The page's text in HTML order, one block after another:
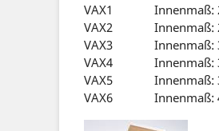
VAX1
Innenmaß:
VAX2
Innenmaß:
VAX3
Innenmaß:
VAX4
Innenmaß:
VAX5
Innenmaß:
VAX6
Innenmaß: